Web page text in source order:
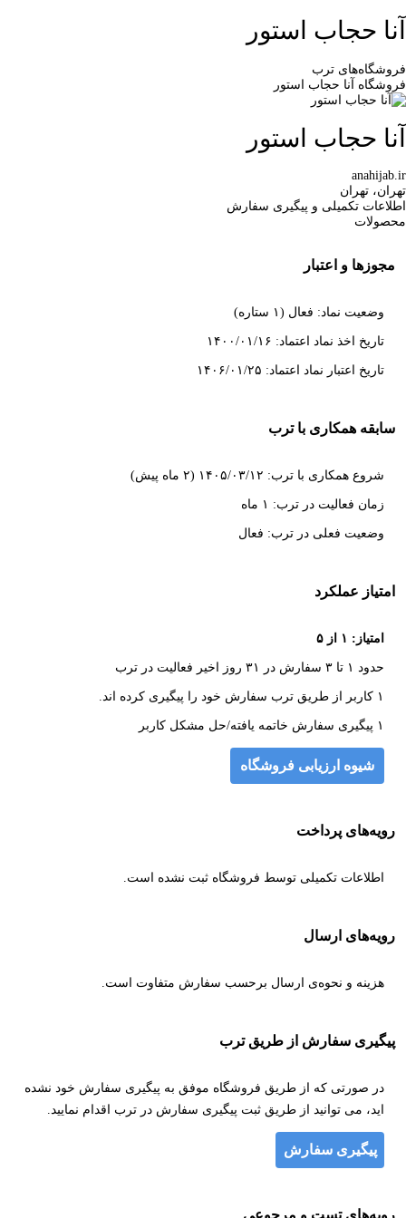
آنا حجاب استور
فروشگاه‌های ترب
فروشگاه آنا حجاب استور
آنا حجاب استور
anahijab.ir
تهران، تهران
اطلاعات تکمیلی و پیگیری سفارش
محصولات
مجوزها و اعتبار
وضعیت نماد: فعال (۱ ستاره)
تاریخ اخذ نماد اعتماد: ۱۴۰۰/۰۱/۱۶
تاریخ اعتبار نماد اعتماد: ۱۴۰۶/۰۱/۲۵
سابقه همکاری با ترب
شروع همکاری با ترب: ۱۴۰۵/۰۳/۱۲ (۲ ماه پیش)
زمان فعالیت در ترب: ۱ ماه
وضعیت فعلی در ترب: فعال
امتیاز عملکرد
امتیاز: ۱ از ۵
حدود ۱ تا ۳ سفارش در ۳۱ روز اخیر فعالیت در ترب
۱ کاربر از طریق ترب سفارش خود را پیگیری کرده اند.
۱ پیگیری سفارش خاتمه یافته/حل مشکل کاربر
شیوه ارزیابی فروشگاه
رویه‌های پرداخت
اطلاعات تکمیلی توسط فروشگاه ثبت نشده است.
رویه‌های ارسال
هزینه و نحوه‌ی ارسال برحسب سفارش متفاوت است.
پیگیری سفارش از طریق ترب
در صورتی که از طریق فروشگاه موفق به پیگیری سفارش خود نشده
اید، می توانید از طریق ثبت پیگیری سفارش در ترب اقدام نمایید.
پیگیری سفارش